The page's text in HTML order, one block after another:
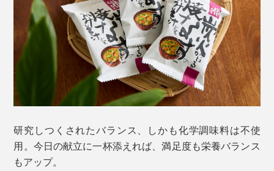
研究しつくされたバランス、しかも化学調味料は不使
用。今日の献立に一杯添えれば、満足度も栄養バランス
もアップ。